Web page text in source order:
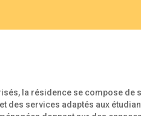
la résidence se compose de
des services adaptés aux